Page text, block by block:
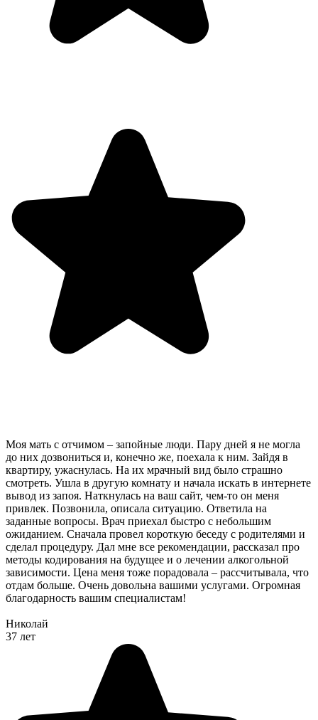
Моя мать с отчимом – запойные люди. Пару дней я не могла
до них дозвониться и, конечно же, поехала к ним. Зайдя в
квартиру, ужаснулась. На их мрачный вид было страшно
смотреть. Ушла в другую комнату и начала искать в интернете
вывод из запоя. Наткнулась на ваш сайт, чем-то он меня
привлек. Позвонила, описала ситуацию. Ответила на
заданные вопросы. Врач приехал быстро с небольшим
ожиданием. Сначала провел короткую беседу с родителями и
сделал процедуру. Дал мне все рекомендации, рассказал про
методы кодирования на будущее и о лечении алкогольной
зависимости. Цена меня тоже порадовала – рассчитывала, что
отдам больше. Очень довольна вашими услугами. Огромная
благодарность вашим специалистам!
Николай
37 лет